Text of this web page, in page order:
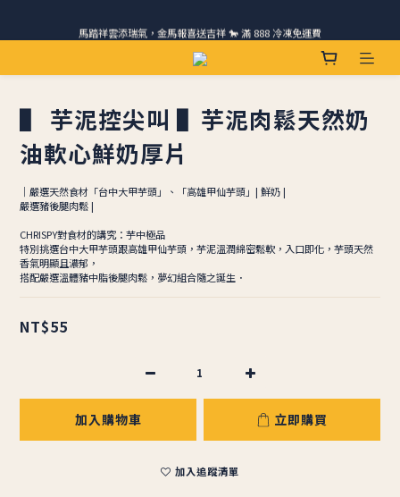
ＣＨＲＩＳＰＹ會員好禮｜集點換購物金+生日禮，獨家優惠不錯過！
▌ 芋泥控尖叫 ▌芋泥肉鬆天然奶
油軟心鮮奶厚片
｜嚴選天然食材「台中大甲芋頭」、「高雄甲仙芋頭」| 鮮奶 |
嚴選豬後腿肉鬆 |
CHRISPY對食材的講究：芋中極品
特別挑選台中大甲芋頭跟高雄甲仙芋頭，芋泥溫潤綿密鬆軟，入口即化，芋頭天然
香氣明顯且濃郁，
搭配嚴選溫體豬中脂後腿肉鬆，夢幻組合隨之誕生．
NT$55
加入購物車 立即購買
加入追蹤清單